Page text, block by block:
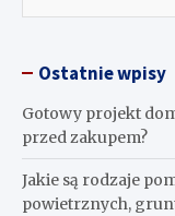
Ostatnie wpisy
Gotowy projekt
przed zakupem?
Jakie są rodzaje
powietrznych,